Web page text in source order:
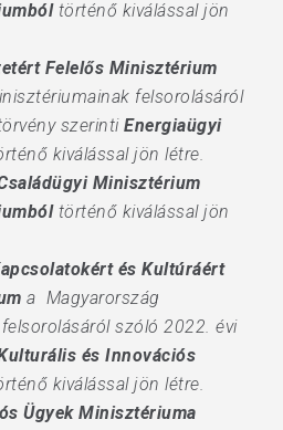
történő kiválással jön
Felelős Minisztérium
felsorolásáról
szerintiEnergiaügyi
kiválással jön létre.
Minisztérium
történő kiválással jön
és Kultúráért
a Magyarország
szóló 2022. évi
és Innovációs
kiválással jön létre.
Ügyek Minisztériuma